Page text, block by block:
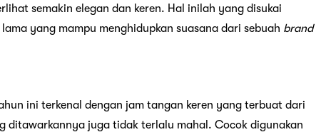
semakin elegan dan keren. Hal inilah yang disukai
yang mampu menghidupkan suasana dari sebuah brand
ini terkenal dengan jam tangan keren yang terbuat dari
ditawarkannya juga tidak terlalu mahal. Cocok digunakan